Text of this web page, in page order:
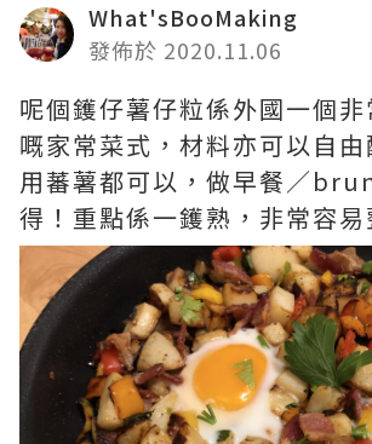
What'sBooMaking
發佈於 2020.11.06
呢個鑊仔薯仔粒係外國一個
嘅家常菜式，材料亦可以自
用蕃薯都可以，做早餐／
得！重點係一鑊熟，非常容易